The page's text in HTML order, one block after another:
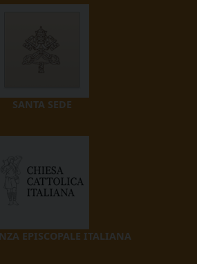
SANTA SEDE
EPISCOPALE ITALIANA